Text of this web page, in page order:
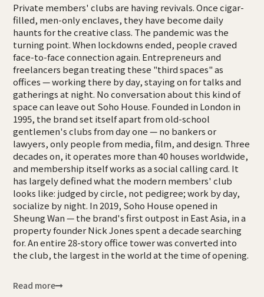
Private members' clubs are having revivals. Once cigar-
filled, men-only enclaves, they have become daily
haunts for the creative class. The pandemic was the
turning point. When lockdowns ended, people craved
face-to-face connection again. Entrepreneurs and
freelancers began treating these "third spaces" as
offices — working there by day, staying on for talks and
gatherings at night. No conversation about this kind of
space can leave out Soho House. Founded in London in
1995, the brand set itself apart from old-school
gentlemen's clubs from day one — no bankers or
lawyers, only people from media, film, and design. Three
decades on, it operates more than 40 houses worldwide,
and membership itself works as a social calling card. It
has largely defined what the modern members' club
looks like: judged by circle, not pedigree; work by day,
socialize by night. In 2019, Soho House opened in
Sheung Wan — the brand's first outpost in East Asia, in a
property founder Nick Jones spent a decade searching
for. An entire 28-story office tower was converted into
the club, the largest in the world at the time of opening.
Read more